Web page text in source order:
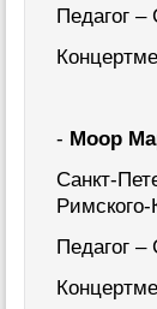
Педагог
- Моор
Санкт-
Римского-
Педагог